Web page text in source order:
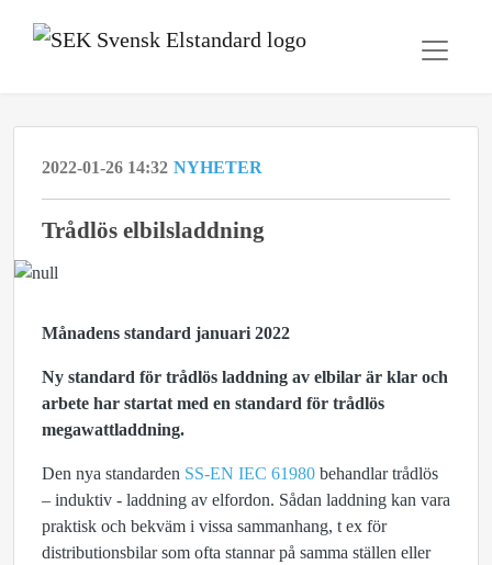
2022-01-26 14:32 NYHETER
Trådlös elbilsladdning
Månadens standard januari 2022
Ny standard för trådlös laddning av elbilar är klar och
arbete har startat med en standard för trådlös
megawattladdning.
Den nya standarden SS-EN IEC 61980 behandlar trådlös
– induktiv - laddning av elfordon. Sådan laddning kan vara
praktisk och bekväm i vissa sammanhang, t ex för
distributionsbilar som ofta stannar på samma ställen eller